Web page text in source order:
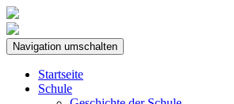
Navigation umschalten
Startseite
Schule